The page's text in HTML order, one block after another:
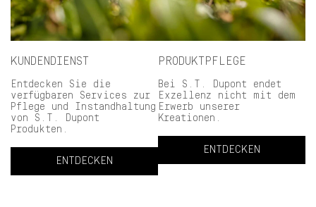
KUNDENDIENST
Entdecken Sie die
verfügbaren Services zur
Pflege und Instandhaltung
von S.T. Dupont
Produkten.
ENTDECKEN
PRODUKTPFLEGE
Bei S.T. Dupont endet
Exzellenz nicht mit dem
Erwerb unserer
Kreationen.
ENTDECKEN